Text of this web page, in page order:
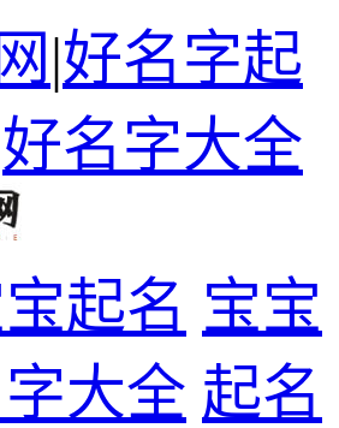
|好名字起
好名字大全
起名 宝宝
大全 起名